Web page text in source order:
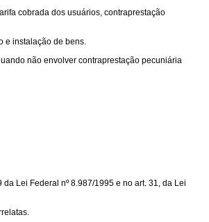
cobrada dos usuários, contraprestação
e instalação de bens.
não envolver contraprestação pecuniária
Lei Federal nº 8.987/1995 e no art. 31, da Lei